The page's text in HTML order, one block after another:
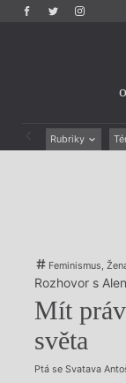
Rubriky
Výroční ceny
Feminismus,
Rozhovor s
Mít
světa
Ptá se Svatava